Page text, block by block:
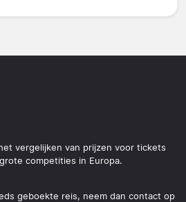
vergelijken van prijzen voor tickets
competities in Europa.
geboekte reis, neem dan contact op